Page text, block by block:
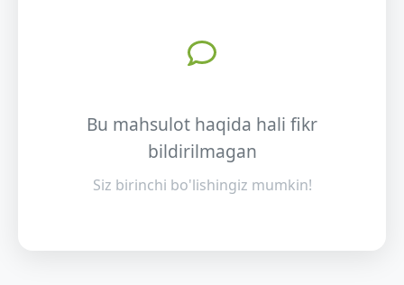
Bu mahsulot haqida hali fikr
bildirilmagan
Siz birinchi bo'lishingiz mumkin!